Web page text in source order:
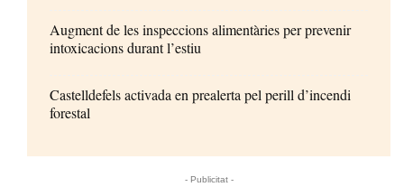
Augment de les inspeccions alimentàries per prevenir
intoxicacions durant l’estiu
Castelldefels activada en prealerta pel perill d’incendi
forestal
- Publicitat -